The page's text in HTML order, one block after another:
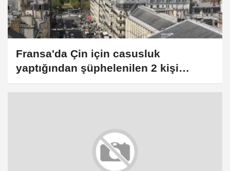
Fransa'da Çin için casusluk
yaptığından şüphelenilen 2 kişi
tutuklandı